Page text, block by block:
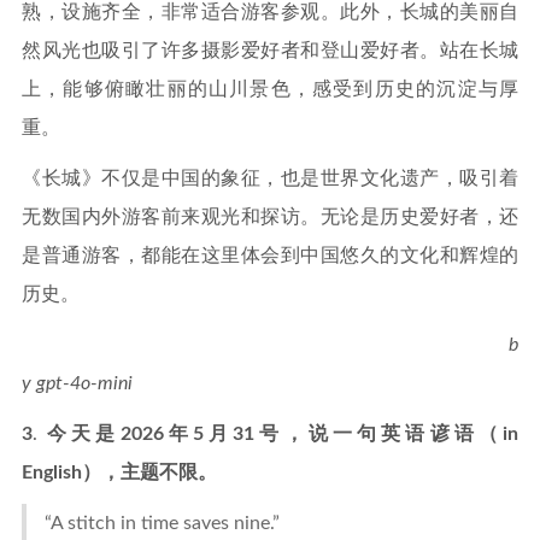
熟，设施齐全，非常适合游客参观。此外，长城的美丽自
然风光也吸引了许多摄影爱好者和登山爱好者。站在长城
上，能够俯瞰壮丽的山川景色，感受到历史的沉淀与厚
重。
《长城》不仅是中国的象征，也是世界文化遗产，吸引着
无数国内外游客前来观光和探访。无论是历史爱好者，还
是普通游客，都能在这里体会到中国悠久的文化和辉煌的
历史。
b
y gpt-4o-mini
3.今天是2026年5月31号，说一句英语谚语（in
English），主题不限。
“A stitch in time saves nine.”